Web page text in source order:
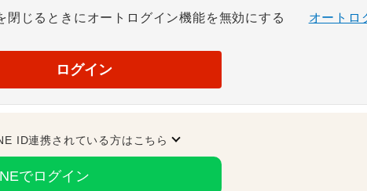
閉じるときにオートログイン機能を無効にする オートロ
ログイン
ID連携されている方はこちら
でログイン